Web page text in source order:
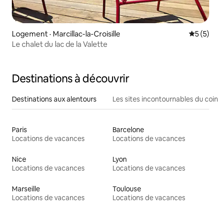
Logement · Marcillac-la-Croisille Note
5 (5)
Le chalet du lac de la Valette
Destinations à découvrir
Destinations aux alentours Les sites incontournables du coin
Paris
Locations de vacances
Barcelone
Locations de vacances
Nice
Locations de vacances
Lyon
Locations de vacances
Marseille
Locations de vacances
Toulouse
Locations de vacances